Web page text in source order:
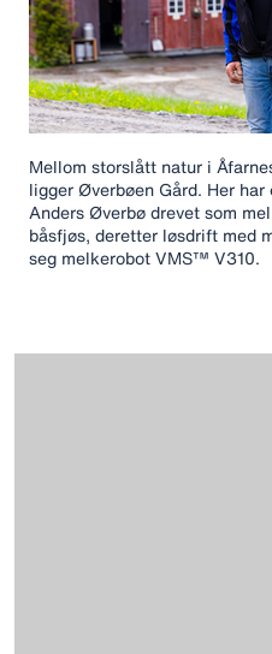
Mellom storslått natur i
ligger Øverbøen Gård. Her
Anders Øverbø drevet som
båsfjøs, deretter løsdrift med
seg melkerobot VMS™ V310.